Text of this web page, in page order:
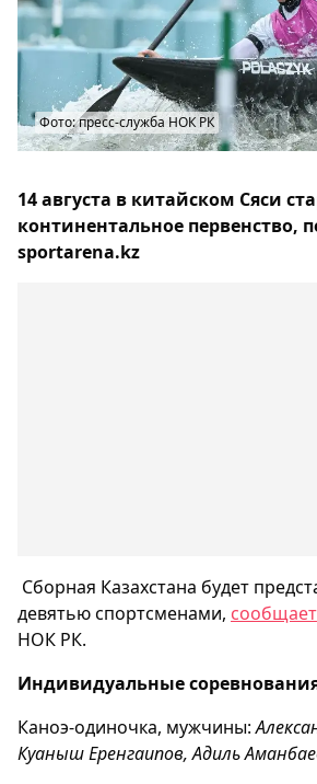
Фото: пресс-служба НОК РК
14 августа в китайском Сяси
континентальное первенство,
sportarena.kz
Сборная Казахстана будет
девятью спортсменами, сообщает
НОК РК.
Индивидуальные
Каноэ-одиночка, мужчины:
Куаныш Еренгаипов, Адиль